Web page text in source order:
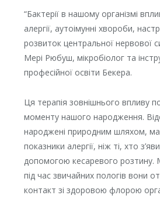
“Бактерії в нашому організмі
алергії, аутоімунні хвороби,
розвиток центральної нервової
Мері Рюбуш, мікробіолог та
професійної освіти Бекера.
Ця терапія зовнішнього впливу
моменту нашого народження.
народжені природним шляхом,
показники алергії, ніж ті, хто
допомогою кесаревого
під час звичайних пологів вони
контакт зі здоровою флорою